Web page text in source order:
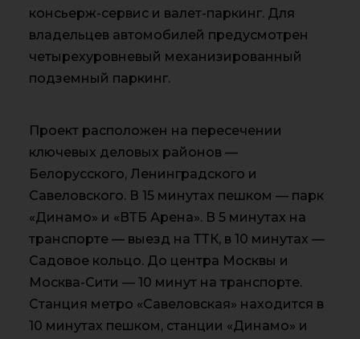
консьерж-сервис и валет-паркинг. Для
владельцев автомобилей предусмотрен
четырехуровневый механизированный
подземный паркинг.
Проект расположен на пересечении
ключевых деловых районов —
Белорусского, Ленинградского и
Савеловского. В 15 минутах пешком — парк
«Динамо» и «ВТБ Арена». В 5 минутах на
транспорте — выезд на ТТК, в 10 минутах —
Садовое кольцо. До центра Москвы и
Москва-Сити — 10 минут на транспорте.
Станция метро «Савеловская» находится в
10 минутах пешком, станции «Динамо» и